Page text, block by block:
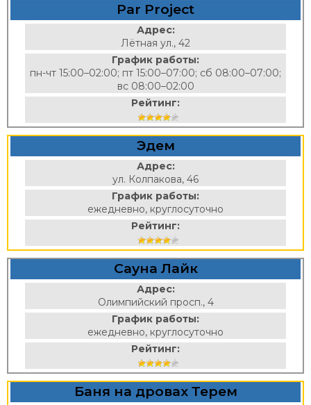
Par Project
Адрес:
Лётная ул., 42
График работы:
пн-чт 15:00–02:00; пт 15:00–07:00; сб 08:00–07:00;
вс 08:00–02:00
Рейтинг:
Эдем
Адрес:
ул. Колпакова, 46
График работы:
ежедневно, круглосуточно
Рейтинг:
Сауна Лайк
Адрес:
Олимпийский просп., 4
График работы:
ежедневно, круглосуточно
Рейтинг:
Баня на дровах Терем